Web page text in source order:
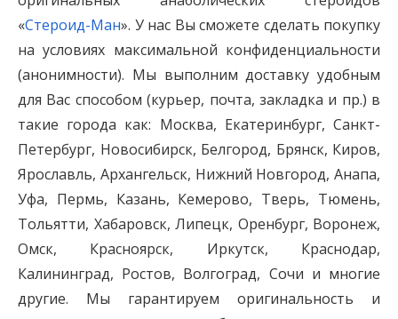
«Стероид-Ман». У нас Вы сможете сделать покупку
на условиях максимальной конфиденциальности
(анонимности). Мы выполним доставку удобным
для Вас способом (курьер, почта, закладка и пр.) в
такие города как: Москва, Екатеринбург, Санкт-
Петербург, Новосибирск, Белгород, Брянск, Киров,
Ярославль, Архангельск, Нижний Новгород, Анапа,
Уфа, Пермь, Казань, Кемерово, Тверь, Тюмень,
Тольятти, Хабаровск, Липецк, Оренбург, Воронеж,
Омск, Красноярск, Иркутск, Краснодар,
Калининград, Ростов, Волгоград, Сочи и многие
другие. Мы гарантируем оригинальность и